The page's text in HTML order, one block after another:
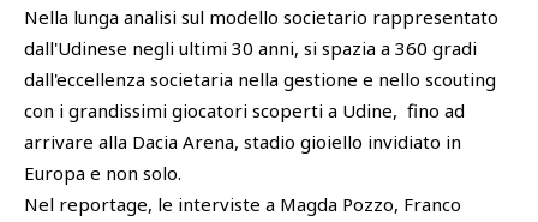
Nella lunga analisi sul modello societario rappresentato
dall'Udinese negli ultimi 30 anni, si spazia a 360 gradi
dall'eccellenza societaria nella gestione e nello scouting
con i grandissimi giocatori scoperti a Udine, fino ad
arrivare alla Dacia Arena, stadio gioiello invidiato in
Europa e non solo.
Nel reportage, le interviste a Magda Pozzo, Franco